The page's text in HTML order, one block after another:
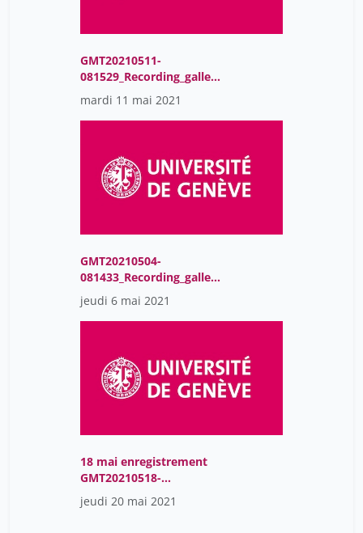
GMT20210511-
081529_Recording_gallery
_1920x1080
mardi 11 mai 2021
GMT20210504-
081433_Recording_gallery
_1920x1080
jeudi 6 mai 2021
18 mai enregistrement
GMT20210518-
081511_Recording_gallery
_1440x900
jeudi 20 mai 2021